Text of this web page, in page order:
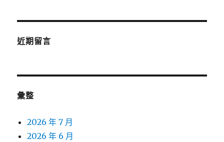
近期留言
彙整
2026 年 7 月
2026 年 6 月